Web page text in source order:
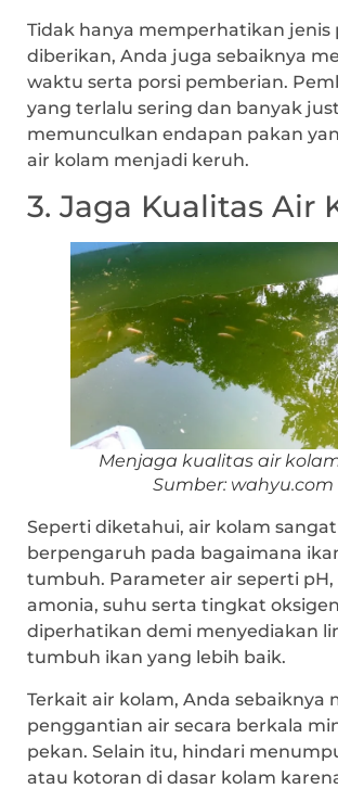
Tidak hanya memperhatikan jenis
diberikan, Anda juga sebaiknya
waktu serta porsi pemberian.
yang terlalu sering dan banyak
memunculkan endapan pakan
air kolam menjadi keruh.
3. Jaga Kualitas Air
Menjaga kualitas air
Sumber: wahyu.com
Seperti diketahui, air kolam sangat
berpengaruh pada bagaimana
tumbuh. Parameter air seperti pH,
amonia, suhu serta tingkat
diperhatikan demi menyediakan
tumbuh ikan yang lebih baik.
Terkait air kolam, Anda sebaiknya
penggantian air secara berkala
pekan. Selain itu, hindari
atau kotoran di dasar kolam